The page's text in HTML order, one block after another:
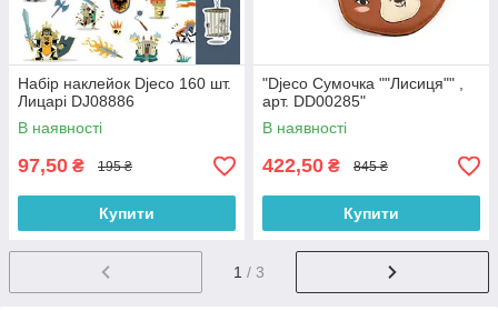
Набір наклейок Djeco 160 шт.
Лицарі DJ08886
В наявності
97,50 ₴ 195 ₴
Купити
"Djeco Cумочка ""Лисиця"" ,
арт. DD00285"
В наявності
422,50 ₴ 845 ₴
Купити
1 / 3